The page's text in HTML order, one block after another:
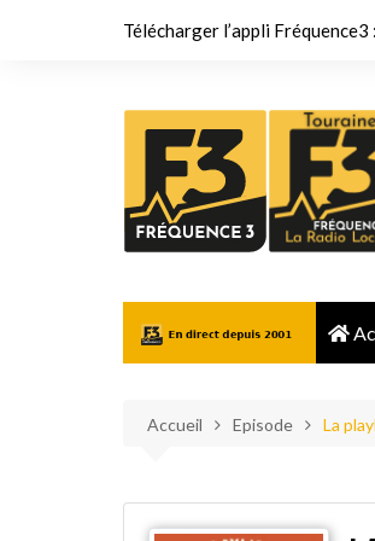
Télécharger l’appli Fréquence3 :
Accueil Episode La